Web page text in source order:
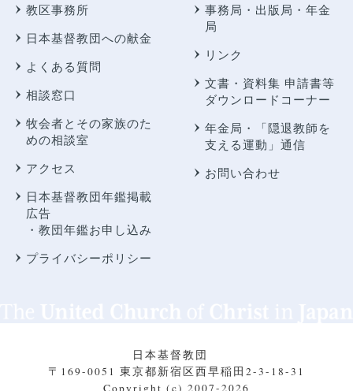
教区事務所
日本基督教団への献金
よくある質問
相談窓口
牧会者とその家族のた
めの相談室
アクセス
日本基督教団年鑑掲載
広告
・教団年鑑お申し込み
プライバシーポリシー
事務局・出版局・年金
局
リンク
文書・資料集 申請書等
ダウンロードコーナー
年金局・
「隠退教師を
支える運動」通信
お問い合わせ
日本基督教団
〒169-0051 東京都新宿区西早稲田2-3-18-31
Copyright (c) 2007-2026